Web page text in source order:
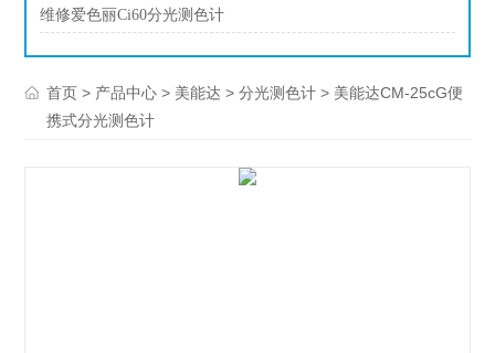
维修爱色丽Ci60分光测色计
首页 > 产品中心 > 美能达 >分光测色计 > 美能达CM-25cG便
携式分光测色计